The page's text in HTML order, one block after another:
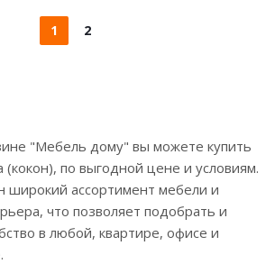
1 2
"Мебель дому" вы можете купить
(кокон), по выгодной цене и условиям.
широкий ассортимент мебели и
что позволяет подобрать и
в любой, квартире, офисе и